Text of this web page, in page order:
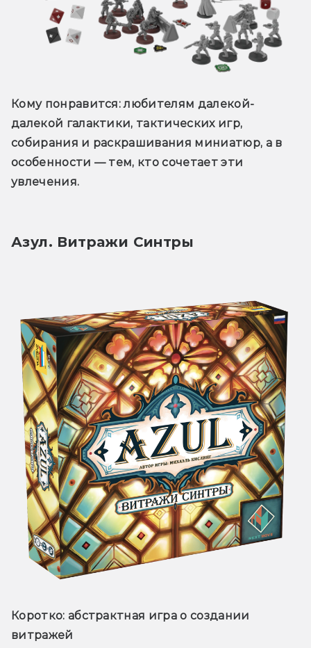
Кому понравится: любителям далекой-
далекой галактики, тактических игр,
собирания и раскрашивания миниатюр, а в
особенности — тем, кто сочетает эти
увлечения.
Азул. Витражи Синтры
Коротко: абстрактная игра о создании
витражей